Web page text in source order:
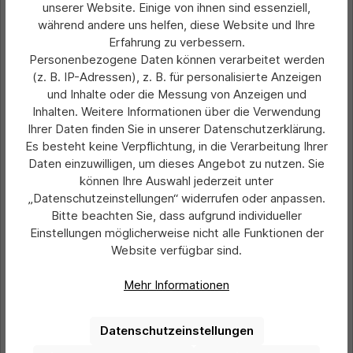
Durchschnittliche Bewertung von 0 von 5 Sternen
Schlüsseltasche aus texturiertem
Kunstleder, mit farbigem Designstreifen
Preis pro Stück inklusive Druck:
Ab1,20 €*
Preise exkl. MwSt. zzgl. Versandkosten
Details
Produktgalerie überspringen
Ähnliche Artikel
unserer Website. Einige von ihnen sind essenziell,
während andere uns helfen, diese Website und Ihre
Erfahrung zu verbessern.
Personenbezogene Daten können verarbeitet werden
(z. B. IP-Adressen), z. B. für personalisierte Anzeigen
und Inhalte oder die Messung von Anzeigen und
Inhalten. Weitere Informationen über die Verwendung
Ihrer Daten finden Sie in unserer Datenschutzerklärung.
Es besteht keine Verpflichtung, in die Verarbeitung Ihrer
Daten einzuwilligen, um dieses Angebot zu nutzen. Sie
können Ihre Auswahl jederzeit unter
„Datenschutzeinstellungen“ widerrufen oder anpassen.
Bitte beachten Sie, dass aufgrund individueller
Einstellungen möglicherweise nicht alle Funktionen der
Website verfügbar sind.
Mehr Informationen
Datenschutzeinstellungen